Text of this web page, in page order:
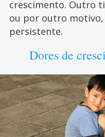
crescimento. Outro
ou por outro
persistente.
Dores de